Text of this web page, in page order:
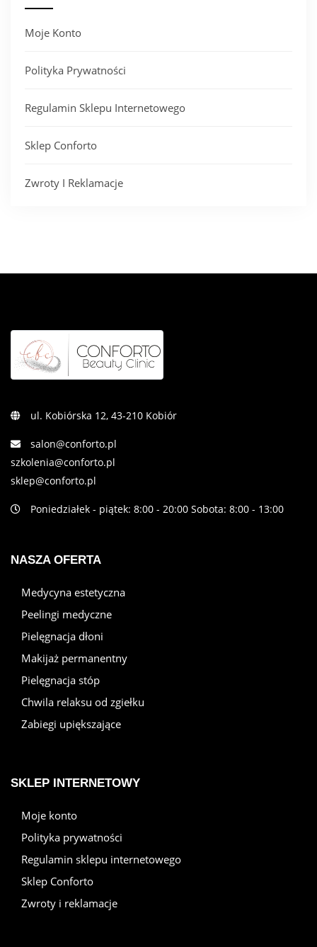
Moje Konto
Polityka Prywatności
Regulamin Sklepu Internetowego
Sklep Conforto
Zwroty I Reklamacje
ul. Kobiórska 12, 43-210 Kobiór
salon@conforto.pl
szkolenia@conforto.pl
sklep@conforto.pl
Poniedziałek - piątek: 8:00 - 20:00 Sobota: 8:00 - 13:00
NASZA OFERTA
Medycyna estetyczna
Peelingi medyczne
Pielęgnacja dłoni
Makijaż permanentny
Pielęgnacja stóp
Chwila relaksu od zgiełku
Zabiegi upiększające
SKLEP INTERNETOWY
Moje konto
Polityka prywatności
Regulamin sklepu internetowego
Sklep Conforto
Zwroty i reklamacje